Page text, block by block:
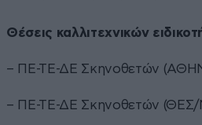
Θέσεις καλλιτεχνικών
– ΠΕ-ΤΕ-ΔΕ Σκηνοθετών
– ΠΕ-ΤΕ-ΔΕ Σκηνοθετών (ΘΕΣ/